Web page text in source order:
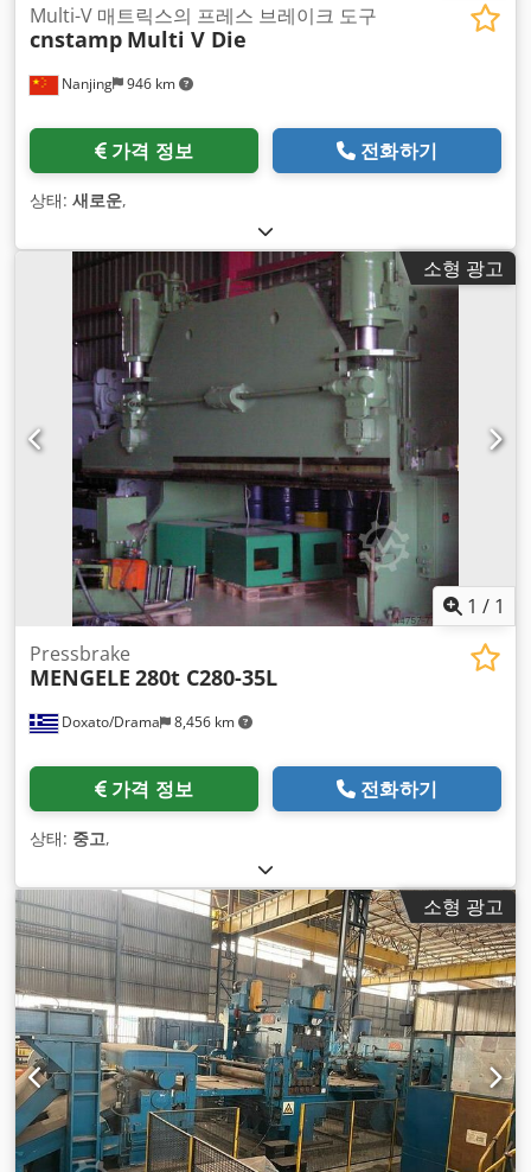
Nanjing 946 km
Multi-V 매트릭스의 프레스 브레이크 도구
cnstamp Multi V Die
가격 정보 전화하기
상태: 새로운,
소형 광고
1 / 1
Doxato/Drama 8,456 km
Pressbrake
MENGELE 280t C280-35L
가격 정보 전화하기
상태: 중고,
소형 광고